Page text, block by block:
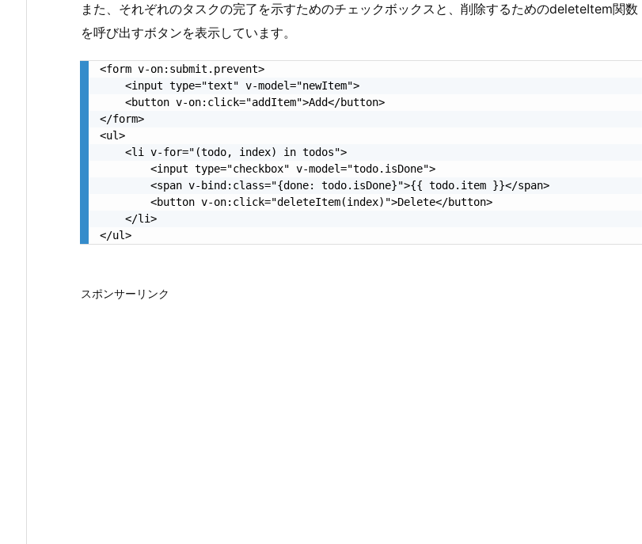
また、それぞれのタスクの完了を示すためのチェックボックスと、削除するためのdeleteItem関数
を呼び出すボタンを表示しています。
<form v-on:submit.prevent>
    <input type="text" v-model="newItem">
    <button v-on:click="addItem">Add</button>
</form>
<ul>
    <li v-for="(todo, index) in todos">
        <input type="checkbox" v-model="todo.isDone">
        <span v-bind:class="{done: todo.isDone}">{{ todo.item }}</span>
        <button v-on:click="deleteItem(index)">Delete</button>
    </li>
</ul>
スポンサーリンク